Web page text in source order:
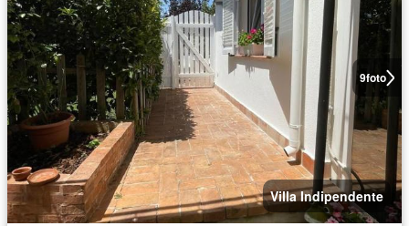
9foto
Villa Indipendente